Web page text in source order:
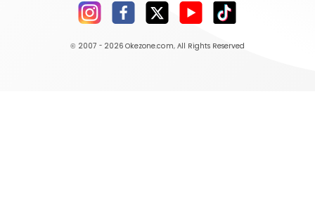
© 2007 - 2026 Okezone.com, All Rights Reserved